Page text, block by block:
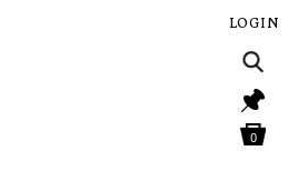
LOGIN
0